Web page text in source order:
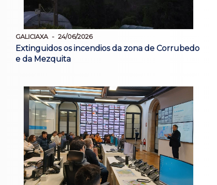
GALICIAXA 24/06/2026
Extinguidos os incendios da zona de Corrubedo
e da Mezquita